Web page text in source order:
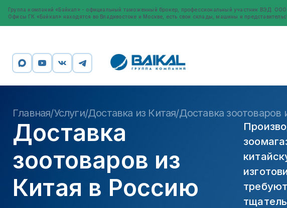
Группа компаний «Байкал» - официальный таможенный брокер, профессиональный участник ВЭД.
Офисы ГК «Байкал» находятся во Владивостоке и Москве, есть свои склады, машины и
Главная/Услуги/Доставка из Китая/Доставка зоотоваров
Доставка
зоотоваров из
Китая в Россию